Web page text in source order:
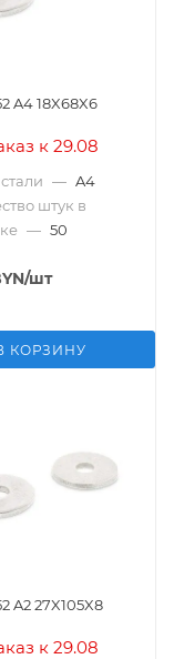
A4 18X68X6
к 29.08
— A4
штук в
— 50
/шт
КОРЗИНУ
A2 27X105X8
к 29.08